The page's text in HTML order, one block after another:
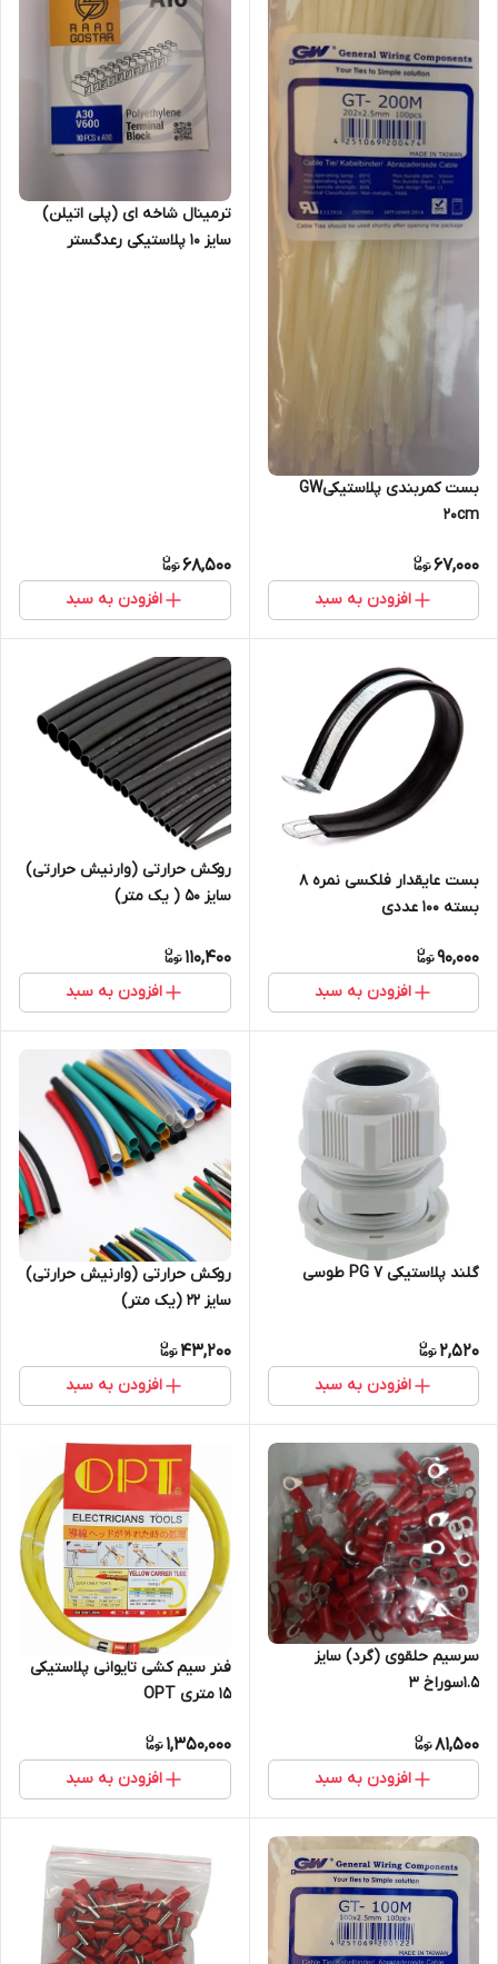
بست کمربندی پلاستیکیGW
20cm
67,000
افزودن به سبد
ترمینال شاخه ای (پلی اتیلن)
سایز 10 پلاستیکی رعدگستر
68,500
افزودن به سبد
بست عایقدار فلکسی نمره 8
بسته 100 عددی
90,000
افزودن به سبد
روکش حرارتی (وارنیش حرارتی)
سایز ۵۰ ( یک متر)
110,400
افزودن به سبد
گلند پلاستیکی PG 7 طوسی
2,520
افزودن به سبد
روکش حرارتی (وارنیش حرارتی)
سایز ۲۲ (یک متر)
43,200
افزودن به سبد
سرسیم حلقوی (گرد) سایز
1.5سوراخ 3
81,500
افزودن به سبد
فنر سیم کشی تایوانی پلاستیکی
۱۵ متری OPT
1,350,000
افزودن به سبد